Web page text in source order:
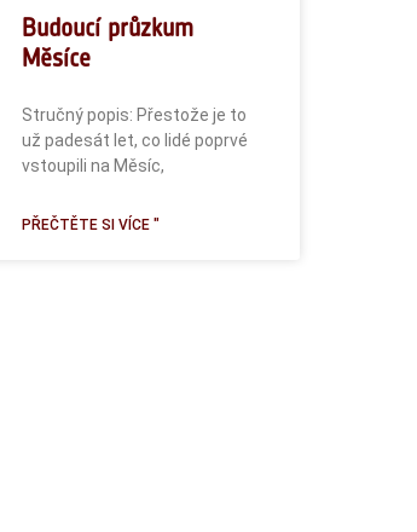
Budoucí průzkum
Měsíce
Stručný popis: Přestože je to
už padesát let, co lidé poprvé
vstoupili na Měsíc,
PŘEČTĚTE SI VÍCE "